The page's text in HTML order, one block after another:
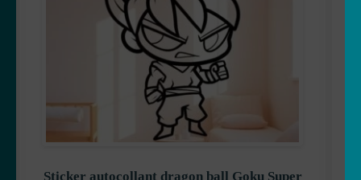
Sticker autocollant dragon ball Goku Super